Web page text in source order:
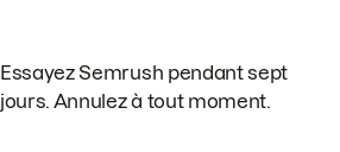
Essayez Semrush pendant sept
jours. Annulez à tout moment.